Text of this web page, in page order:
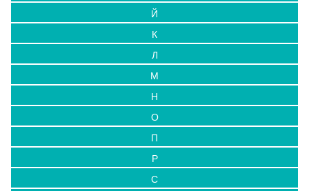
Й
К
Л
М
Н
О
П
Р
С